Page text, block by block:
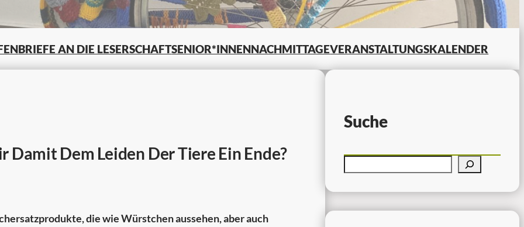
BRIEFE AN DIE LESERSCHAFTSENIOR*INNENNACHMITTAGEVERANSTALTUNGSKALENDER
Dem Leiden Der Tiere Ein Ende?
die wie Würstchen aussehen, aber auch
Suche